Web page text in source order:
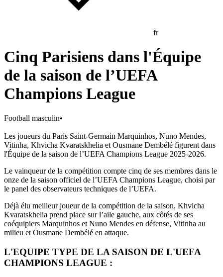
fr
Cinq Parisiens dans l'Équipe
de la saison de l’UEFA
Champions League
Football masculin•
Les joueurs du Paris Saint-Germain Marquinhos, Nuno Mendes,
Vitinha, Khvicha Kvaratskhelia et Ousmane Dembélé figurent dans
l'Équipe de la saison de l’UEFA Champions League 2025-2026.
Le vainqueur de la compétition compte cinq de ses membres dans le
onze de la saison officiel de l’UEFA Champions League, choisi par
le panel des observateurs techniques de l’UEFA.
Déjà élu meilleur joueur de la compétition de la saison, Khvicha
Kvaratskhelia prend place sur l’aile gauche, aux côtés de ses
coéquipiers Marquinhos et Nuno Mendes en défense, Vitinha au
milieu et Ousmane Dembélé en attaque.
L'EQUIPE TYPE DE LA SAISON DE L'UEFA
CHAMPIONS LEAGUE :